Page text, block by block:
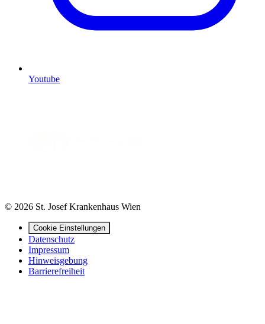
Youtube
© 2026 St. Josef Krankenhaus Wien
Cookie Einstellungen
Datenschutz
Impressum
Hinweisgebung
Barrierefreiheit